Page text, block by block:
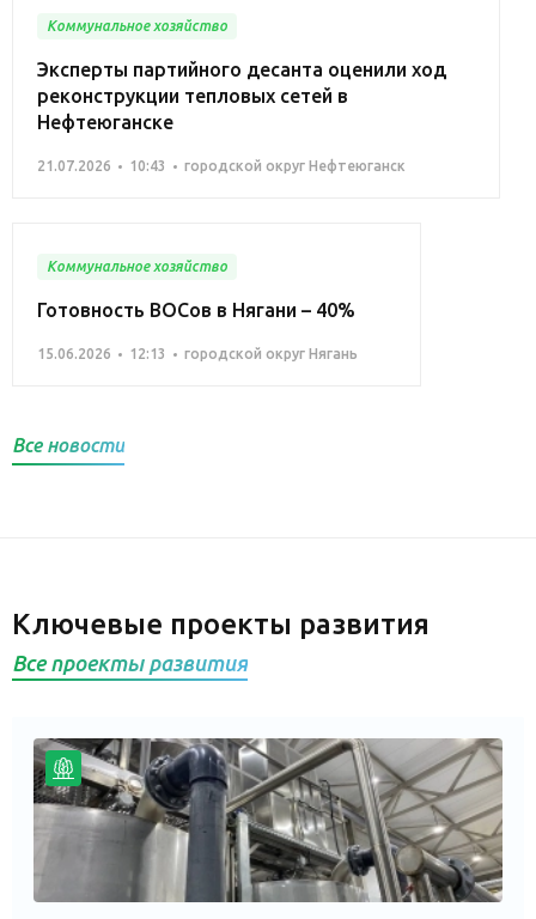
Коммунальное хозяйство
Эксперты партийного десанта оценили ход
реконструкции тепловых сетей в
Нефтеюганске
21.07.2026 10:43 городской округ Нефтеюганск
Коммунальное хозяйство
Готовность ВОСов в Нягани – 40%
15.06.2026 12:13 городской округ Нягань
Все новости
Ключевые проекты развития
Все проекты развития